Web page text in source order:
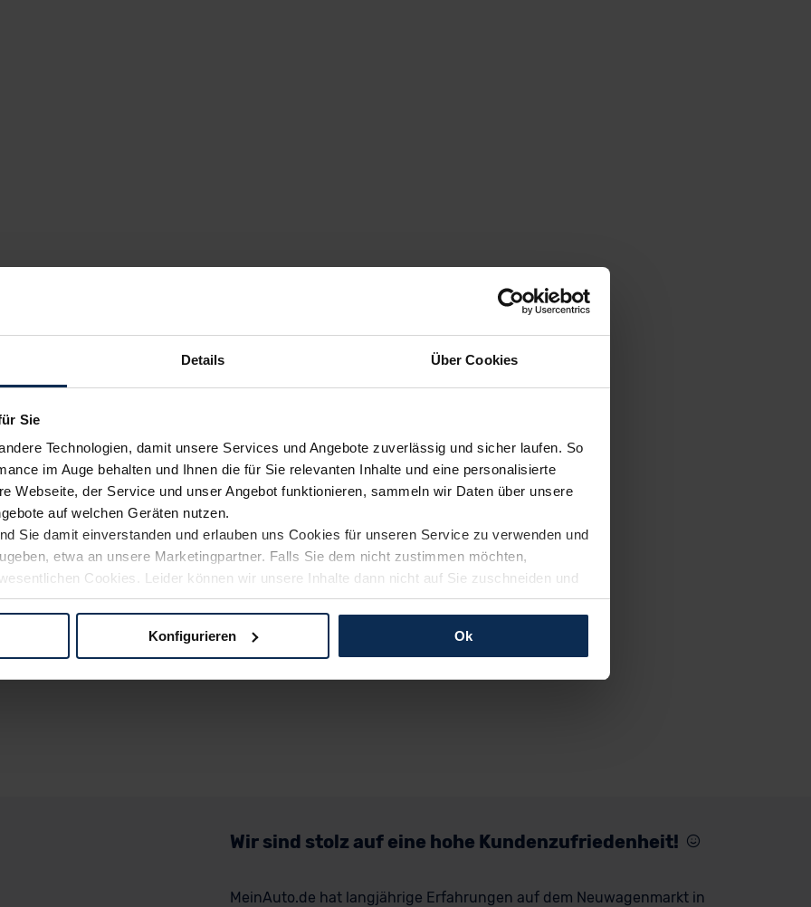
Details Über Cookies
Sie
Technologien, damit unsere Services und Angebote zuverlässig und sicher laufen. So
im Auge behalten und Ihnen die für Sie relevanten Inhalte und eine personalisierte
Webseite, der Service und unser Angebot funktionieren, sammeln wir Daten über unsere
auf welchen Geräten nutzen.
Sie damit einverstanden und erlauben uns Cookies für unseren Service zu verwenden und
etwa an unsere Marketingpartner. Falls Sie dem nicht zustimmen möchten,
Cookies. Leider können wir unsere Inhalte dann nicht auf Sie zuschneiden und
Weg zu Ihrem Neuwagen unterstützen. Sie können die Einstellungen jederzeit anpassen
Konfigurieren Ok
Wir sind stolz auf eine hohe Kundenzufriedenheit!
MeinAuto.de hat langjährige Erfahrungen auf dem Neuwagenmarkt in